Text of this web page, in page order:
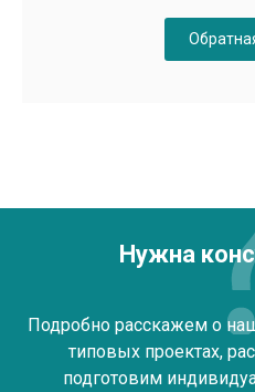
Нужна
Подробно расскажем о
типовых проектах,
подготовим